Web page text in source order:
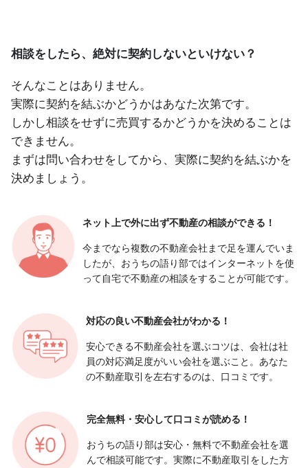
相談をしたら、絶対に契約しないといけない？
そんなことはありません。
実際に契約を結ぶかどうかはあなた次第です。
しかし相談をせずに売買するかどうかを決めることは
できません。
まずは問い合わせをしてから、実際に契約を結ぶかを
決めましょう。
ネット上で外に出ず不動産の相談ができる！
今までなら複数の不動産会社まで足を運んでいま
したが、おうちの語り部ではインターネットを使
って自宅で不動産の相談をすることが可能です。
対応の良い不動産会社がわかる！
安心できる不動産会社を選ぶコツは、会社は社
員の対応満足度がいい会社を選ぶこと。あなた
の不動産取引を左右するのは、口コミです。
完全無料・安心して口コミが読める！
おうちの語り部は安心・無料で不動産会社を選
んで相談可能です。実際に不動産取引をした方